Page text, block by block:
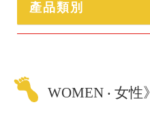
產品類別
WOMEN ‧ 女性》